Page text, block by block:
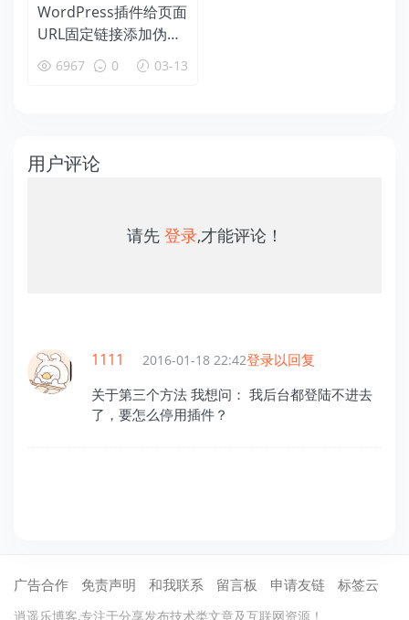
WordPress插件给页面
URL固定链接添加伪静
态.html后缀
6967 0 03-13
用户评论
请先 登录,才能评论！
1111 2016-01-18 22:42登录以回复
关于第三个方法 我想问： 我后台都登陆不进去
了，要怎么停用插件？
广告合作 免责声明 和我联系 留言板 申请友链 标签云
逍遥乐博客,专注于分享发布技术类文章及互联网资源！